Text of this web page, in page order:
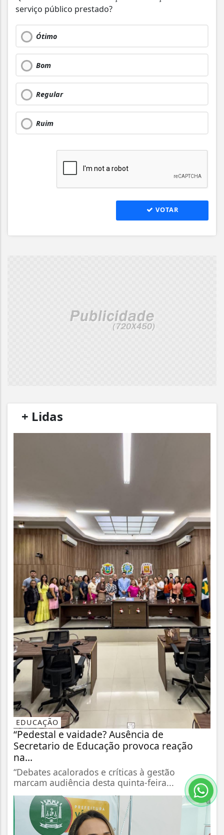
serviço público prestado?
Ótimo
Bom
Regular
Ruim
VOTAR
+ Lidas
EDUCAÇÃO
“Pedestal e vaidade? Ausência de
Secretario de Educação provoca reação
na...
“Debates acalorados e críticas à gestão
marcam audiência desta quinta-feira...